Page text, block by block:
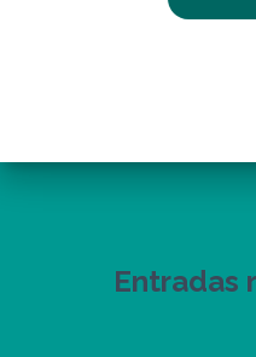
Entradas